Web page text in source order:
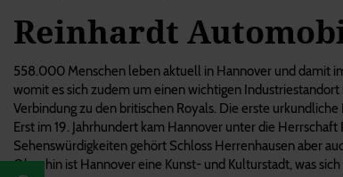
Reinhardt
558.000 Menschen leben aktuell in Hannover und damit
womit es sich zudem um einen wichtigen
Verbindung zu den britischen Royals. Die erste
Erst im 19. Jahrhundert kam Hannover unter die
Sehenswürdigkeiten gehört Schloss Herrenhausen aber
Ohnehin ist Hannover eine Kunst- und Kulturstadt, was